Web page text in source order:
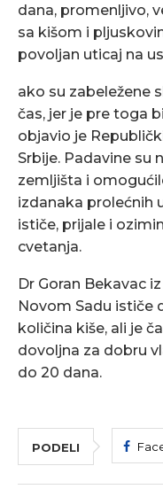
dana, promenljivo,
sa kišom i
povoljan uticaj na
ako su zabeležene
čas, jer je pre toga
objavio je
Srbije. Padavine su
zemljišta i
izdanaka prolećnih
ističe, prijale i
cvetanja.
Dr Goran Bekavac
Novom Sadu ističe
količina kiše, ali je
dovoljna za dobru
do 20 dana.
PODELI